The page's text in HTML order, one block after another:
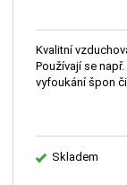
Kvalitní
Používají se
vyfoukání špon
Skladem